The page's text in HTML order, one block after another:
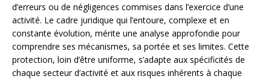
d’erreurs ou de négligences commises dans l’exercice d’une
activité. Le cadre juridique qui l’entoure, complexe et en
constante évolution, mérite une analyse approfondie pour
comprendre ses mécanismes, sa portée et ses limites. Cette
protection, loin d’être uniforme, s’adapte aux spécificités de
chaque secteur d’activité et aux risques inhérents à chaque